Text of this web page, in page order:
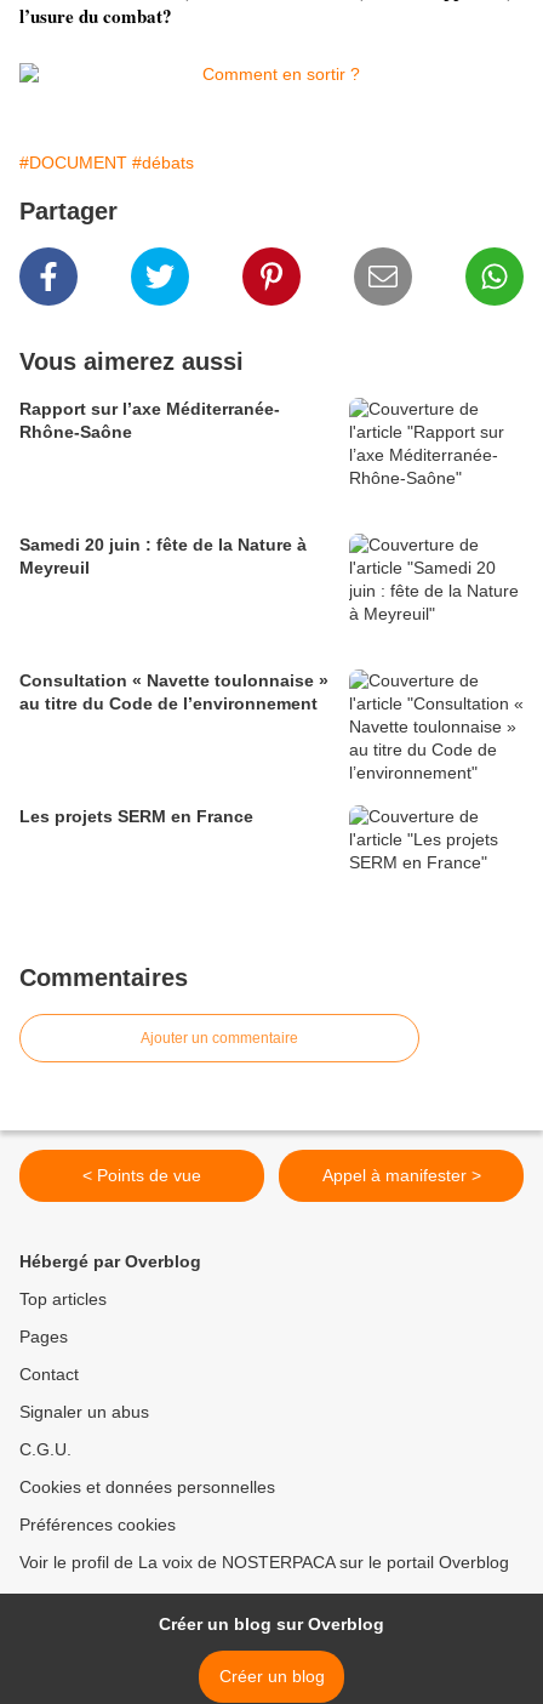
l’usure du combat?
#DOCUMENT #débats
Partager
Vous aimerez aussi
Rapport sur l’axe Méditerranée-
Rhône-Saône
Samedi 20 juin : fête de la Nature à
Meyreuil
Consultation « Navette toulonnaise »
au titre du Code de l’environnement
Les projets SERM en France
Commentaires
Ajouter un commentaire
< Points de vue Appel à manifester >
Hébergé par Overblog
Top articles
Pages
Contact
Signaler un abus
C.G.U.
Cookies et données personnelles
Préférences cookies
Voir le profil de La voix de NOSTERPACA sur le portail Overblog
Créer un blog sur Overblog
Créer un blog